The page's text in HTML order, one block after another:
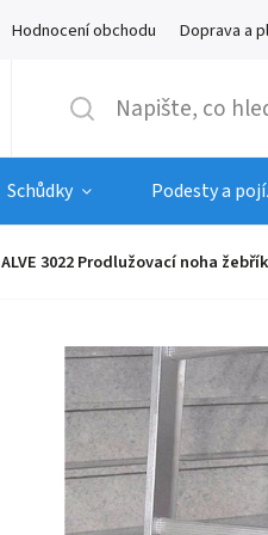
Hodnocení obchodu Doprava a
Schůdky Podesty a
ALVE 3022 Prodlužovací noha